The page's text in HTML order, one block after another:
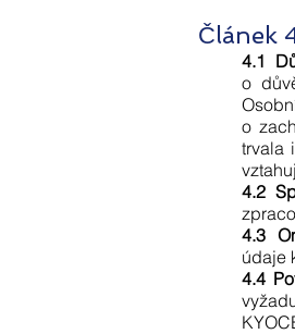
Článek
4.1
o
o
trvala
4.2
4.3
údaje
4.4